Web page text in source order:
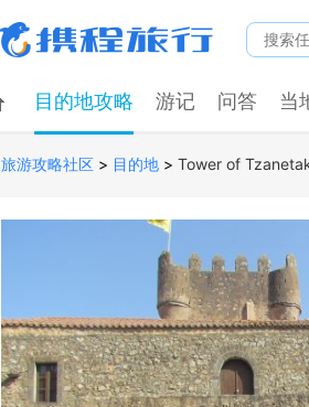
目的地攻略 游记 问答 当
旅游攻略社区 > 目的地 > Tower of